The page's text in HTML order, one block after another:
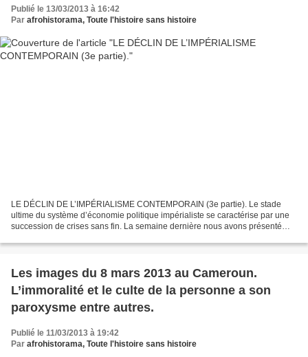
Publié le 13/03/2013 à 16:42
Par afrohistorama, Toute l'histoire sans histoire
LE DÉCLIN DE L’IMPÉRIALISME CONTEMPORAIN (3e partie). Le stade
ultime du système d’économie politique impérialiste se caractérise par une
succession de crises sans fin. La semaine dernière nous avons présenté
Les images du 8 mars 2013 au Cameroun.
L’immoralité et le culte de la personne a son
paroxysme entre autres.
Publié le 11/03/2013 à 19:42
Par afrohistorama, Toute l'histoire sans histoire